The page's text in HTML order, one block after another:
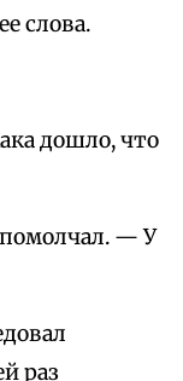
слова.
дошло, что
— У
раз